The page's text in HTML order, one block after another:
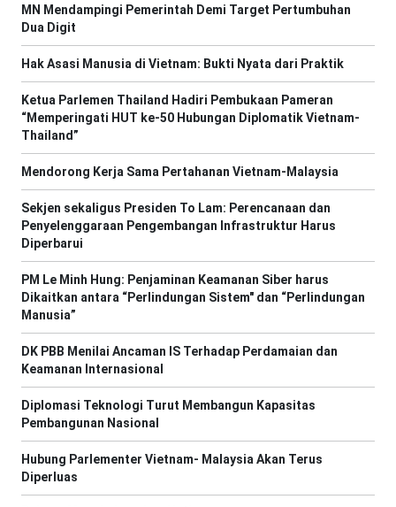
MN Mendampingi Pemerintah Demi Target Pertumbuhan
Dua Digit
Hak Asasi Manusia di Vietnam: Bukti Nyata dari Praktik
Ketua Parlemen Thailand Hadiri Pembukaan Pameran
“Memperingati HUT ke-50 Hubungan Diplomatik Vietnam-
Thailand”
Mendorong Kerja Sama Pertahanan Vietnam-Malaysia
Sekjen sekaligus Presiden To Lam: Perencanaan dan
Penyelenggaraan Pengembangan Infrastruktur Harus
Diperbarui
PM Le Minh Hung: Penjaminan Keamanan Siber harus
Dikaitkan antara “Perlindungan Sistem" dan “Perlindungan
Manusia”
DK PBB Menilai Ancaman IS Terhadap Perdamaian dan
Keamanan Internasional
Diplomasi Teknologi Turut Membangun Kapasitas
Pembangunan Nasional
Hubung Parlementer Vietnam- Malaysia Akan Terus
Diperluas